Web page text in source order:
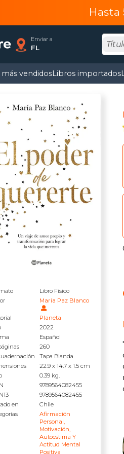
Hasta
Enviar a
FL
vendidosLibros importados
Libro Físico
María Paz Blanco
Planeta
2022
Español
260
Tapa Blanda
22.9 x 14.7 x 1.5 cm
0.39 kg.
9789564082455
9789564082455
en
Chile
Afirmación
Personal,
Motivación,
Autoestima Y
Actitud Mental
Positiva